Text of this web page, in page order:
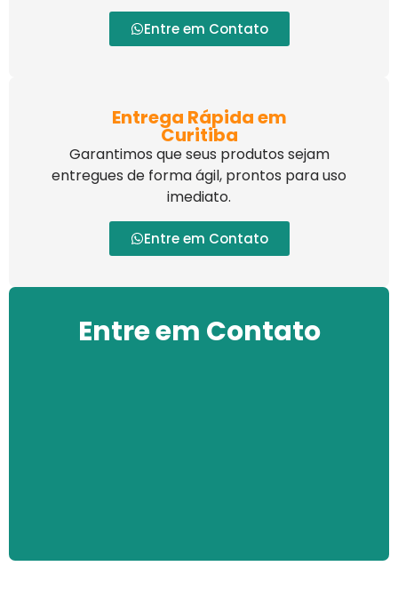
Entre em Contato
Entrega Rápida em
Curitiba
Garantimos que seus produtos sejam
entregues de forma ágil, prontos para uso
imediato.
Entre em Contato
Entre em Contato